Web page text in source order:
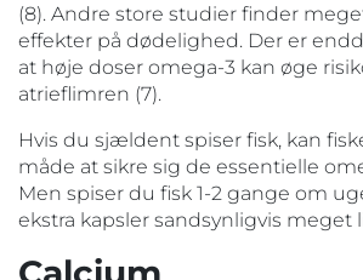
(8). Andre store studier finder
effekter på dødelighed. Der er
at høje doser omega-3 kan øge
atrieflimren (7).
Hvis du sjældent spiser fisk, kan
måde at sikre sig de essentielle
Men spiser du fisk 1-2 gange om
ekstra kapsler sandsynligvis meget